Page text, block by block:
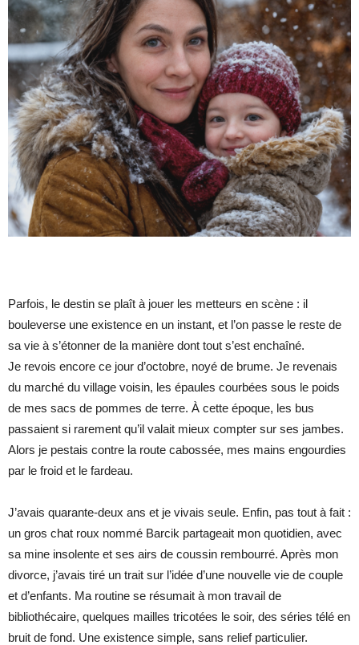
Parfois, le destin se plaît à jouer les metteurs en scène : il
bouleverse une existence en un instant, et l’on passe le reste de
sa vie à s’étonner de la manière dont tout s’est enchaîné.
Je revois encore ce jour d’octobre, noyé de brume. Je revenais
du marché du village voisin, les épaules courbées sous le poids
de mes sacs de pommes de terre. À cette époque, les bus
passaient si rarement qu’il valait mieux compter sur ses jambes.
Alors je pestais contre la route cabossée, mes mains engourdies
par le froid et le fardeau.
J’avais quarante-deux ans et je vivais seule. Enfin, pas tout à fait :
un gros chat roux nommé Barcik partageait mon quotidien, avec
sa mine insolente et ses airs de coussin rembourré. Après mon
divorce, j’avais tiré un trait sur l’idée d’une nouvelle vie de couple
et d’enfants. Ma routine se résumait à mon travail de
bibliothécaire, quelques mailles tricotées le soir, des séries télé en
bruit de fond. Une existence simple, sans relief particulier.